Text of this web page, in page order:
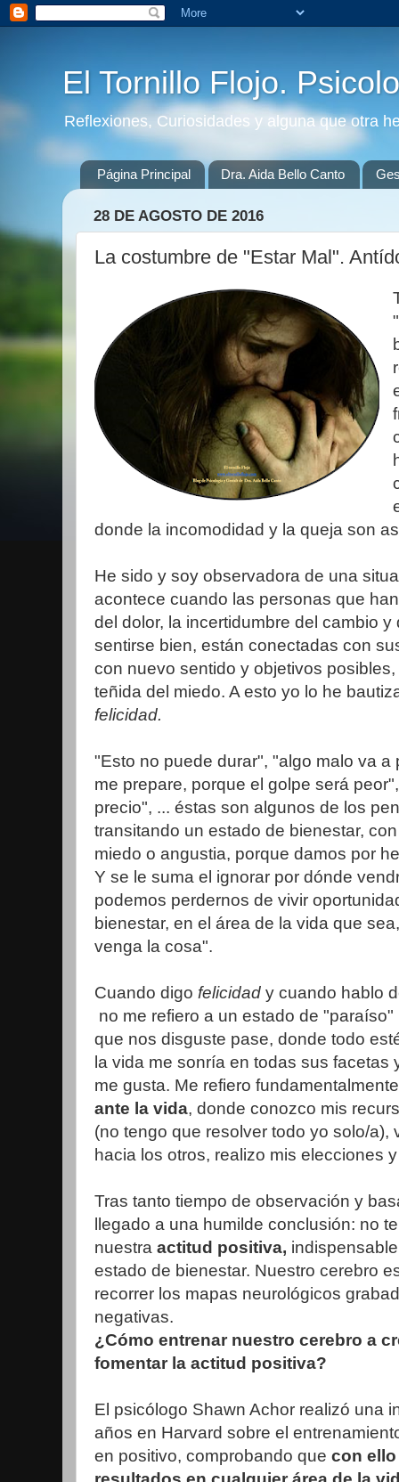
El Tornillo Flojo.
Reflexiones, Curiosidades y alguna que otra
Página Principal Dra. Aida Bello Canto
28 DE AGOSTO DE 2016
La costumbre de "Estar Mal".
donde la incomodidad y la queja son
He sido y soy observadora de una
acontece cuando las personas que
del dolor, la incertidumbre del cambio
sentirse bien, están conectadas con
con nuevo sentido y objetivos
teñida del miedo. A esto yo lo he
felicidad.
"Esto no puede durar", "algo malo va a
me prepare, porque el golpe será
precio", ... éstas son algunos de los
transitando un estado de bienestar,
miedo o angustia, porque damos por
Y se le suma el ignorar por dónde
podemos perdernos de vivir
bienestar, en el área de la vida que
venga la cosa".
Cuando digo felicidad y cuando hablo
no me refiero a un estado de
que nos disguste pase, donde todo
la vida me sonría en todas sus facetas
me gusta. Me refiero
ante la vida, donde conozco mis
(no tengo que resolver todo yo solo/a),
hacia los otros, realizo mis elecciones
Tras tanto tiempo de observación y
llegado a una humilde conclusión: no
nuestra actitud positiva,
estado de bienestar. Nuestro cerebro
recorrer los mapas neurológicos
negativas.
¿Cómo entrenar nuestro cerebro a
fomentar la actitud positiva?
El psicólogo Shawn Achor realizó una
años en Harvard sobre el
en positivo, comprobando que con